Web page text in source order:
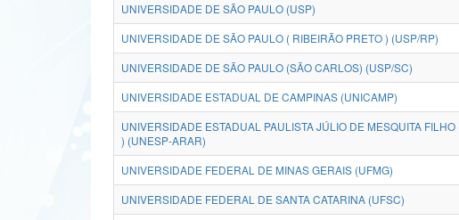
UNIVERSIDADE DE SÃO PAULO (USP)
UNIVERSIDADE DE SÃO PAULO ( RIBEIRÃO PRETO ) (USP/RP)
UNIVERSIDADE DE SÃO PAULO (SÃO CARLOS) (USP/SC)
UNIVERSIDADE ESTADUAL DE CAMPINAS (UNICAMP)
UNIVERSIDADE ESTADUAL PAULISTA JÚLIO DE MESQUITA
) (UNESP-ARAR)
UNIVERSIDADE FEDERAL DE MINAS GERAIS (UFMG)
UNIVERSIDADE FEDERAL DE SANTA CATARINA (UFSC)